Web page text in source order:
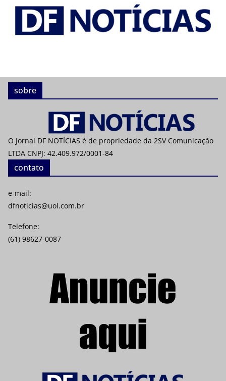
sobre
O Jornal DF NOTÍCIAS é de propriedade da 2SV Comunicação
LTDA CNPJ: 42.409.972/0001-84
contato
e-mail:
dfnoticias@uol.com.br
Telefone:
(61) 98627-0087